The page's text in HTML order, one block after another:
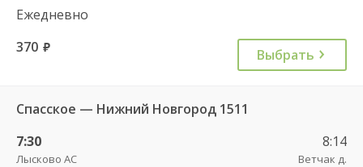
Ежедневно
370 руб. Выбрать
Спасское — Нижний Новгород 1511
7:30
Лысково АС
8:14
Ветчак д.